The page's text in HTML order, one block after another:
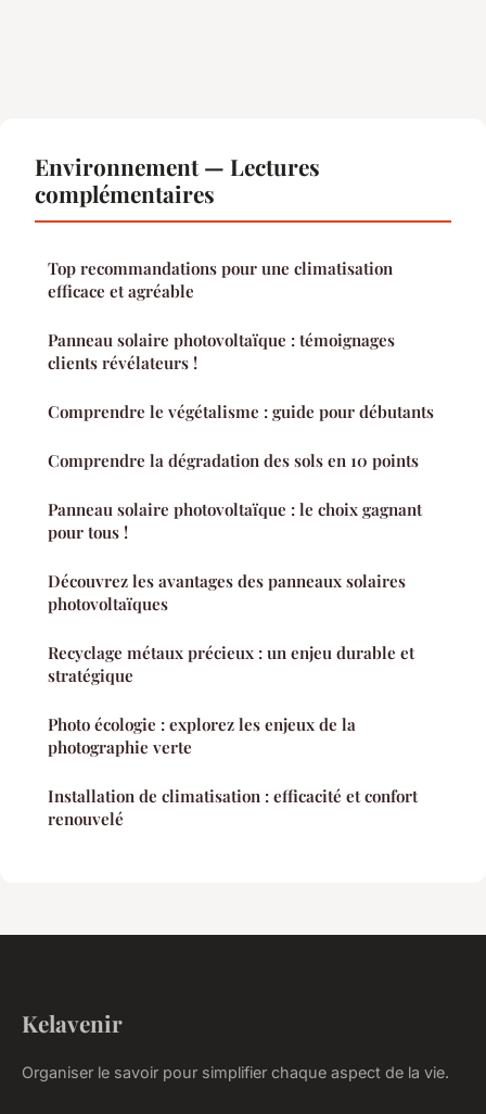
Environnement — Lectures
complémentaires
Top recommandations pour une climatisation
efficace et agréable
Panneau solaire photovoltaïque : témoignages
clients révélateurs !
Comprendre le végétalisme : guide pour débutants
Comprendre la dégradation des sols en 10 points
Panneau solaire photovoltaïque : le choix gagnant
pour tous !
Découvrez les avantages des panneaux solaires
photovoltaïques
Recyclage métaux précieux : un enjeu durable et
stratégique
Photo écologie : explorez les enjeux de la
photographie verte
Installation de climatisation : efficacité et confort
renouvelé
Kelavenir
Organiser le savoir pour simplifier chaque aspect de la vie.